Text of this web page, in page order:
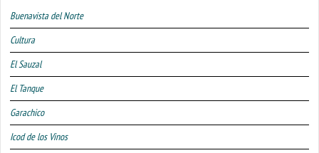
Buenavista del Norte
Cultura
El Sauzal
El Tanque
Garachico
Icod de los Vinos